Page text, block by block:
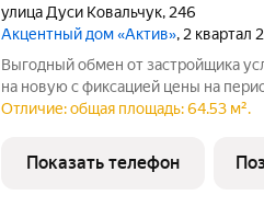
улица Дуси Ковальчук, 246
Акцентный дом «Актив», 2 квартал
Выгодный обмен от застройщика услуга обмена вашей квартиры
на новую с фиксацией цены на период
на ваши вопросы и поможем
Квартира
Отличие: общая площадь: 64.53 м².
Показать телефон